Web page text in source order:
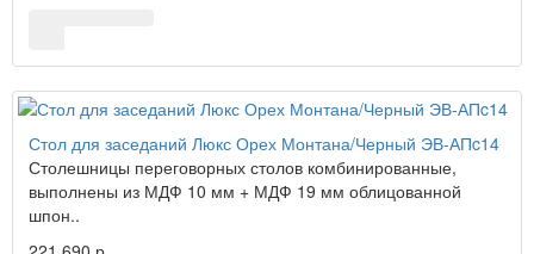
Стол для заседаний Люкс Орех Монтана/Черный ЭВ-АПc14
Столешницы переговорных столов комбинированные,
выполнены из МДФ 10 мм + МДФ 19 мм облицованной
шпон..